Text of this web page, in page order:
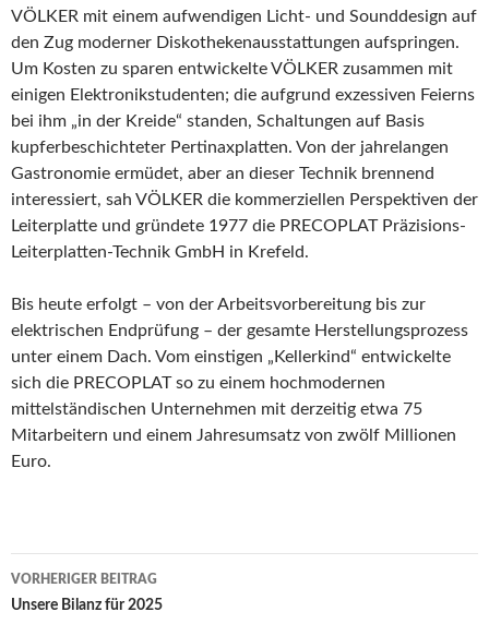
VÖLKER mit einem aufwendigen Licht- und Sounddesign auf
den Zug moderner Diskothekenausstattungen aufspringen.
Um Kosten zu sparen entwickelte VÖLKER zusammen mit
einigen Elektronikstudenten; die aufgrund exzessiven Feierns
bei ihm „in der Kreide“ standen, Schaltungen auf Basis
kupferbeschichteter Pertinaxplatten. Von der jahrelangen
Gastronomie ermüdet, aber an dieser Technik brennend
interessiert, sah VÖLKER die kommerziellen Perspektiven der
Leiterplatte und gründete 1977 die PRECOPLAT Präzisions-
Leiterplatten-Technik GmbH in Krefeld.
Bis heute erfolgt – von der Arbeitsvorbereitung bis zur
elektrischen Endprüfung – der gesamte Herstellungsprozess
unter einem Dach. Vom einstigen „Kellerkind“ entwickelte
sich die PRECOPLAT so zu einem hochmodernen
mittelständischen Unternehmen mit derzeitig etwa 75
Mitarbeitern und einem Jahresumsatz von zwölf Millionen
Euro.
Beitrags-
Navigation
VORHERIGER BEITRAG
Unsere Bilanz für 2025